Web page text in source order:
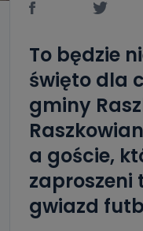
To będzie
święto dla
gminy
a goście,
zaproszeni
gwiazd